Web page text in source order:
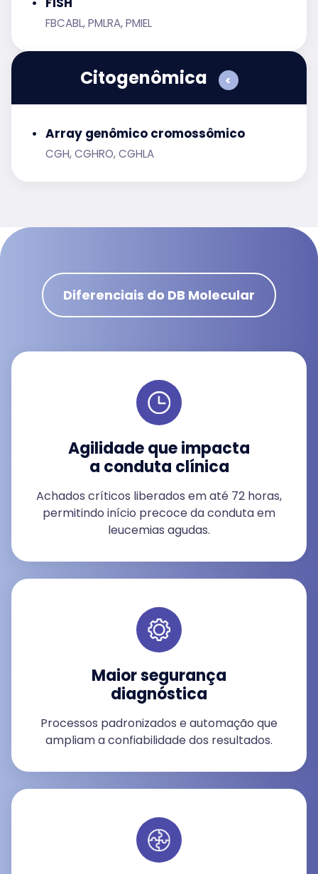
FBCABL, PMLRA, PMIEL
Citogenômica <
Array genômico cromossômico
CGH, CGHRO, CGHLA
Diferenciais do DB Molecular
Agilidade que impacta
a conduta clínica
Achados críticos liberados em até 72 horas,
permitindo início precoce da conduta em
leucemias agudas.
Maior segurança
diagnóstica
Processos padronizados e automação que
ampliam a confiabilidade dos resultados.